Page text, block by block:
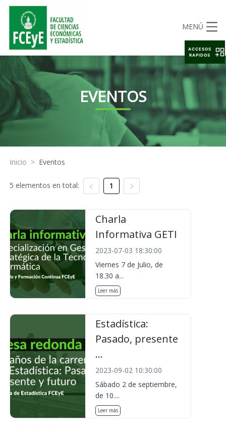
MENÚ
EVENTOS
Inicio > Eventos
5 elementos en total: 1
Charla
Informativa GETI
2023-07-03 18:30:00
Viernes 7 de Julio, de
18.30 a...
Leer más
Estadística:
Pasado, presente
...
2023-09-02 10:30:00
Sábado 2 de septiembre,
de 10....
Leer más
ACCESOS
RAPIDOS